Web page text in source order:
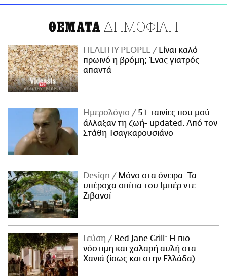
ΘΕΜΑΤΑ ΔΗΜΟΦΙΛΗ
HEALTHY PEOPLE
Είναι καλό
πρωινό η βρόμη; Ένας γιατρός
απαντά
Ημερολόγιο
51 ταινίες που μού
άλλαξαν τη ζωή- updated. Aπό τον
Στάθη Τσαγκαρουσιάνο
Design
Μόνο στα όνειρα: Τα
υπέροχα σπίτια του Ιμπέρ ντε
Ζιβανσί
Γεύση
Red Jane Grill: Η πιο
νόστιμη και χαλαρή αυλή στα
Χανιά (ίσως και στην Ελλάδα)